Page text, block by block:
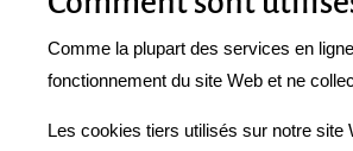
Comme la plupart des services en
fonctionnement du site Web et ne
Les cookies tiers utilisés sur notre site